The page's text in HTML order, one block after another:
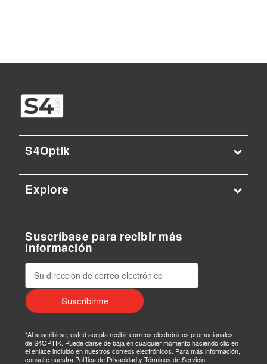
S4Optik
Explore
Suscríbase para recibir más
información
D
r
e
c
i
ó
*Al suscribirse, usted acepta recibir correos electrónicos promocionales
de S4OPTIK. Puede darse de baja en cualquier momento haciendo clic en
el enlace incluido en nuestros correos electrónicos. Para más información,
consulte nuestra Política de Privacidad y Términos de Servicio.